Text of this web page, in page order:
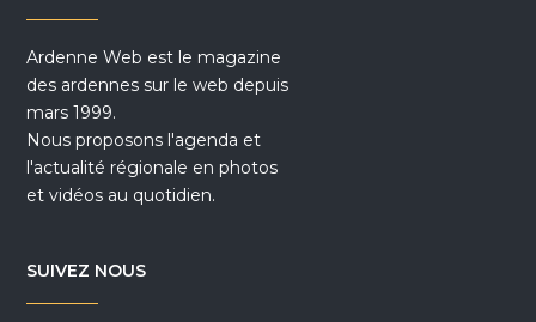
Ardenne Web est le magazine
des ardennes sur le web depuis
mars 1999.
Nous proposons l'agenda et
l'actualité régionale en photos
et vidéos au quotidien.
SUIVEZ NOUS